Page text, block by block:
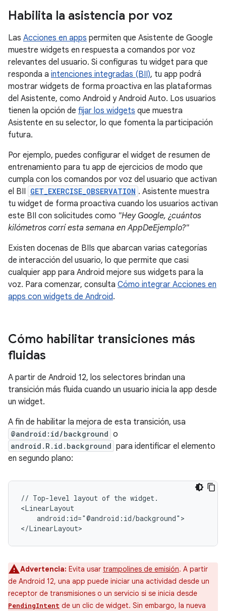
Habilita la asistencia por voz
Las Acciones en apps permiten que Asistente de Google
muestre widgets en respuesta a comandos por voz
relevantes del usuario. Si configuras tu widget para que
responda a intenciones integradas (BII), tu app podrá
mostrar widgets de forma proactiva en las plataformas
del Asistente, como Android y Android Auto. Los usuarios
tienen la opción de fijar los widgets que muestra
Asistente en su selector, lo que fomenta la participación
futura.
Por ejemplo, puedes configurar el widget de resumen de
entrenamiento para tu app de ejercicios de modo que
cumpla con los comandos por voz del usuario que activan
el BII GET_EXERCISE_OBSERVATION . Asistente muestra
tu widget de forma proactiva cuando los usuarios activan
este BII con solicitudes como "Hey Google, ¿cuántos
kilómetros corrí esta semana en AppDeEjemplo?"
Existen docenas de BIIs que abarcan varias categorías
de interacción del usuario, lo que permite que casi
cualquier app para Android mejore sus widgets para la
voz. Para comenzar, consulta Cómo integrar Acciones en
apps con widgets de Android.
Cómo habilitar transiciones más
fluidas
A partir de Android 12, los selectores brindan una
transición más fluida cuando un usuario inicia la app desde
un widget.
A fin de habilitar la mejora de esta transición, usa
@android:id/background o
android.R.id.background para identificar el elemento
en segundo plano:
// Top-level layout of the widget.
android:id="@android:id/background">
Advertencia: Evita usar trampolines de emisión. A partir
de Android 12, una app puede iniciar una actividad desde un
receptor de transmisiones o un servicio si se inicia desde
PendingIntent de un clic de widget. Sin embargo, la nueva